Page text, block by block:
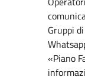
Gruppi
«Piano